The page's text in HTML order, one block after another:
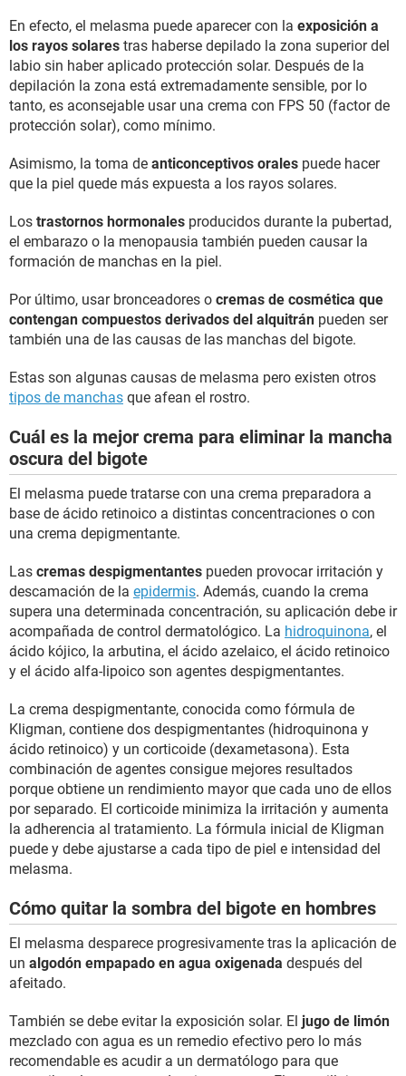
En efecto, el melasma puede aparecer con la exposición a
los rayos solares tras haberse depilado la zona superior del
labio sin haber aplicado protección solar. Después de la
depilación la zona está extremadamente sensible, por lo
tanto, es aconsejable usar una crema con FPS 50 (factor de
protección solar), como mínimo.
Asimismo, la toma de anticonceptivos orales puede hacer
que la piel quede más expuesta a los rayos solares.
Los trastornos hormonales producidos durante la pubertad,
el embarazo o la menopausia también pueden causar la
formación de manchas en la piel.
Por último, usar bronceadores o cremas de cosmética que
contengan compuestos derivados del alquitrán pueden ser
también una de las causas de las manchas del bigote.
Estas son algunas causas de melasma pero existen otros
tipos de manchas que afean el rostro.
Cuál es la mejor crema para eliminar la mancha
oscura del bigote
El melasma puede tratarse con una crema preparadora a
base de ácido retinoico a distintas concentraciones o con
una crema depigmentante.
Las cremas despigmentantes pueden provocar irritación y
descamación de la epidermis. Además, cuando la crema
supera una determinada concentración, su aplicación debe ir
acompañada de control dermatológico. La hidroquinona, el
ácido kójico, la arbutina, el ácido azelaico, el ácido retinoico
y el ácido alfa-lipoico son agentes despigmentantes.
La crema despigmentante, conocida como fórmula de
Kligman, contiene dos despigmentantes (hidroquinona y
ácido retinoico) y un corticoide (dexametasona). Esta
combinación de agentes consigue mejores resultados
porque obtiene un rendimiento mayor que cada uno de ellos
por separado. El corticoide minimiza la irritación y aumenta
la adherencia al tratamiento. La fórmula inicial de Kligman
puede y debe ajustarse a cada tipo de piel e intensidad del
melasma.
Cómo quitar la sombra del bigote en hombres
El melasma desparece progresivamente tras la aplicación de
un algodón empapado en agua oxigenada después del
afeitado.
También se debe evitar la exposición solar. El jugo de limón
mezclado con agua es un remedio efectivo pero lo más
recomendable es acudir a un dermatólogo para que